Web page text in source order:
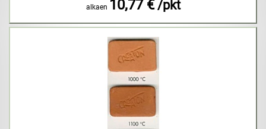
alkaen 10,77 € /pkt